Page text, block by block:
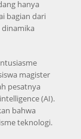
hanya
bagian dari
magister
pesatnya
(AI).
bahwa
teknologi.